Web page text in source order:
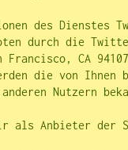
des Dienstes
durch die
CA
die von Ihnen
Nutzern
als Anbieter der